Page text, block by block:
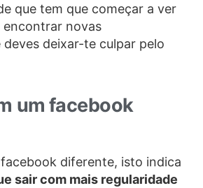
que tem que começar a ver
novas
deixar-te culpar pelo
um facebook
diferente, isto indica
sair com mais regularidade